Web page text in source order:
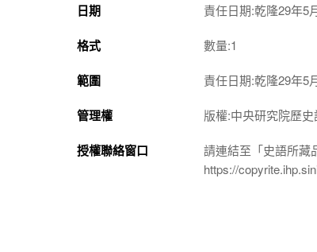
日期 責任日期:乾隆29年5
格式 數量:1
範圍 責任日期:乾隆29年5
管理權 版權:中央研究院歷
授權聯絡窗口
請連結至「史語所藏
https://